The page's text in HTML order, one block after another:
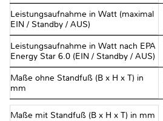
Leistungsaufnahme in Watt (maximal
EIN / Standby / AUS)
Leistungsaufnahme in Watt nach EPA
Energy Star 6.0 (EIN / Standby / AUS)
Maße ohne Standfuß (B x H x T) in
mm
Maße mit Standfuß (B x H x T) in mm